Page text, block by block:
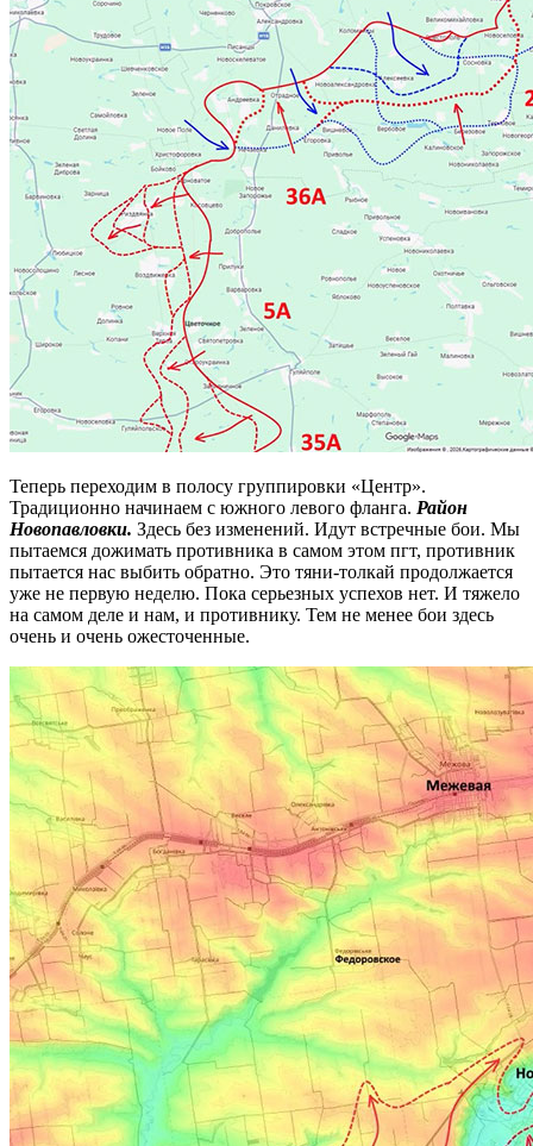
Теперь переходим в полосу группировки «Центр».
Традиционно начинаем с южного левого фланга. Район
Новопавловки. Здесь без изменений. Идут встречные бои. Мы
пытаемся дожимать противника в самом этом пгт, противник
пытается нас выбить обратно. Это тяни-толкай продолжается
уже не первую неделю. Пока серьезных успехов нет. И тяжело
на самом деле и нам, и противнику. Тем не менее бои здесь
очень и очень ожесточенные.